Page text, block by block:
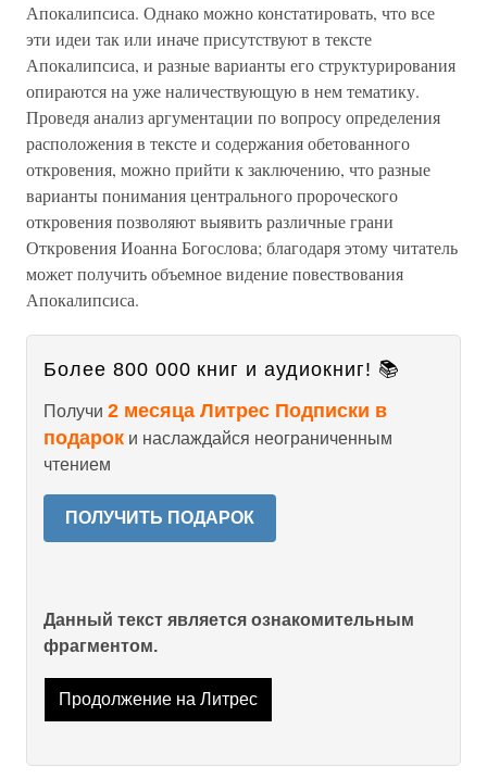
Апокалипсиса. Однако можно констатировать, что все
эти идеи так или иначе присутствуют в тексте
Апокалипсиса, и разные варианты его структурирования
опираются на уже наличествующую в нем тематику.
Проведя анализ аргументации по вопросу определения
расположения в тексте и содержания обетованного
откровения, можно прийти к заключению, что разные
варианты понимания центрального пророческого
откровения позволяют выявить различные грани
Откровения Иоанна Богослова; благодаря этому читатель
может получить объемное видение повествования
Апокалипсиса.
Более 800 000 книг и аудиокниг! 📚
Получи 2 месяца Литрес Подписки в
подарок и наслаждайся неограниченным
чтением
ПОЛУЧИТЬ ПОДАРОК
Данный текст является ознакомительным
фрагментом.
Продолжение на Литрес